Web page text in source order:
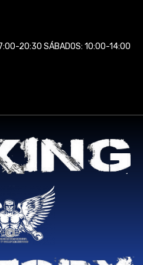
20:30 SÁBADOS: 10:00-14:00